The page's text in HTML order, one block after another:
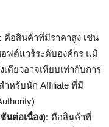
คือสินค้าที่มีราคาสูง เช่น
ฟต์แวร์ระดับองค์กร แม้
ดียวอาจเทียบเท่ากับการ
หรับนัก Affiliate ที่มี
นต่อเนื่อง): คือสินค้าที่